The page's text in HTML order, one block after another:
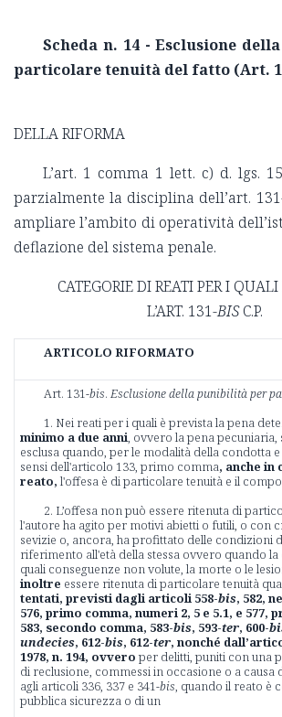
Scheda n. 14 - Esclusione
particolare tenuità del fatto (Art.
DELLA RIFORMA
L’art. 1 comma 1 lett. c) d. lgs.
parzialmente la disciplina dell’art.
ampliare l’ambito di operatività
deflazione del sistema penale.
CATEGORIE DI REATI PER I
L’ART. 131-BISC.P.
ARTICOLO RIFORMATO
Art. 131-bis. Esclusione della punibilità per
1. Nei reati per i quali è prevista la pena
minimo a due anni, ovvero la pena
esclusa quando, per le modalità della condotta
sensi dell'articolo 133, primo comma, anche in
reato,l'offesa è di particolare tenuità e il
2. L’offesa non può essere ritenuta di
l'autore ha agito per motivi abietti o futili, o con
sevizie o, ancora, ha profittato delle condizioni
riferimento all'età della stessa ovvero quando
quali conseguenze non volute, la morte o le
inoltre essere ritenuta di particolare tenuità
tentati, previsti dagli articoli 558-bis, 582,
576, primo comma, numeri 2, 5 e 5.1, e
583, secondo comma, 583-bis, 593-ter, 600-
undecies, 612-bis, 612-ter, nonché
1978, n. 194, ovveroper delitti, puniti con una
di reclusione, commessi in occasione o a
agli articoli 336, 337 e 341-bis, quando il reato è
pubblica sicurezza o di un